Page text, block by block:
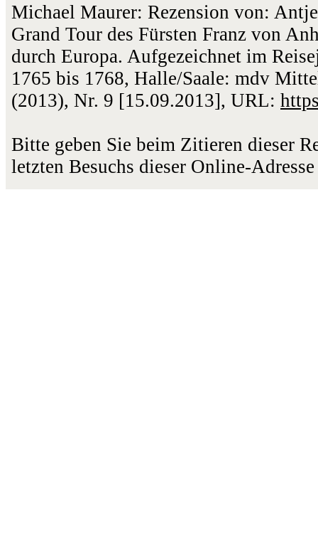
Michael Maurer: Rezension von:
Grand Tour des Fürsten Franz von
durch Europa. Aufgezeichnet im
1765 bis 1768, Halle/Saale: mdv
(2013), Nr. 9 [15.09.2013], URL:
Bitte geben Sie beim Zitieren dieser
letzten Besuchs dieser Online-Adresse